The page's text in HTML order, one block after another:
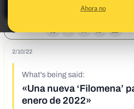
Ahora no
2/10/22
What's being said:
«Una nueva ‘Filomena’
enero de 2022»